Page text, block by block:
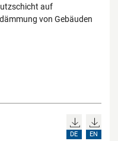
auf
von Gebäuden
DE EN